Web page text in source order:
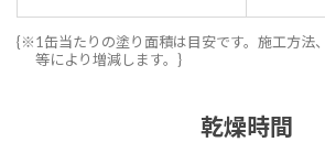
{※1缶当たりの塗り面積は目安です。施工方法
等により増減します。}
乾燥時間